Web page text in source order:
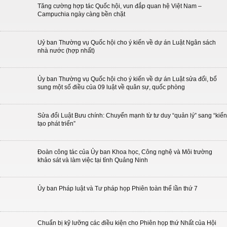
Tăng cường hợp tác Quốc hội, vun đắp quan hệ Việt Nam –
Campuchia ngày càng bền chặt
Uỷ ban Thường vụ Quốc hội cho ý kiến về dự án Luật Ngân sách
nhà nước (hợp nhất)
Ủy ban Thường vụ Quốc hội cho ý kiến về dự án Luật sửa đổi, bổ
sung một số điều của 09 luật về quân sự, quốc phòng
Sửa đổi Luật Bưu chính: Chuyển mạnh từ tư duy “quản lý” sang “kiến
tạo phát triển”
Đoàn công tác của Ủy ban Khoa học, Công nghệ và Môi trường
khảo sát và làm việc tại tỉnh Quảng Ninh
Ủy ban Pháp luật và Tư pháp họp Phiên toàn thể lần thứ 7
Chuẩn bị kỹ lưỡng các điều kiện cho Phiên họp thứ Nhất của Hội